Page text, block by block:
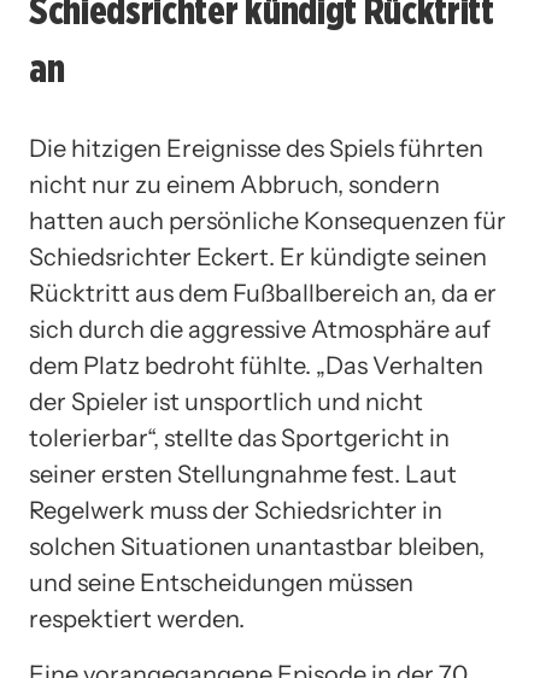
Schiedsrichter kündigt Rücktritt
an
Die hitzigen Ereignisse des Spiels führten
nicht nur zu einem Abbruch, sondern
hatten auch persönliche Konsequenzen für
Schiedsrichter Eckert. Er kündigte seinen
Rücktritt aus dem Fußballbereich an, da er
sich durch die aggressive Atmosphäre auf
dem Platz bedroht fühlte. „Das Verhalten
der Spieler ist unsportlich und nicht
tolerierbar“, stellte das Sportgericht in
seiner ersten Stellungnahme fest. Laut
Regelwerk muss der Schiedsrichter in
solchen Situationen unantastbar bleiben,
und seine Entscheidungen müssen
respektiert werden.